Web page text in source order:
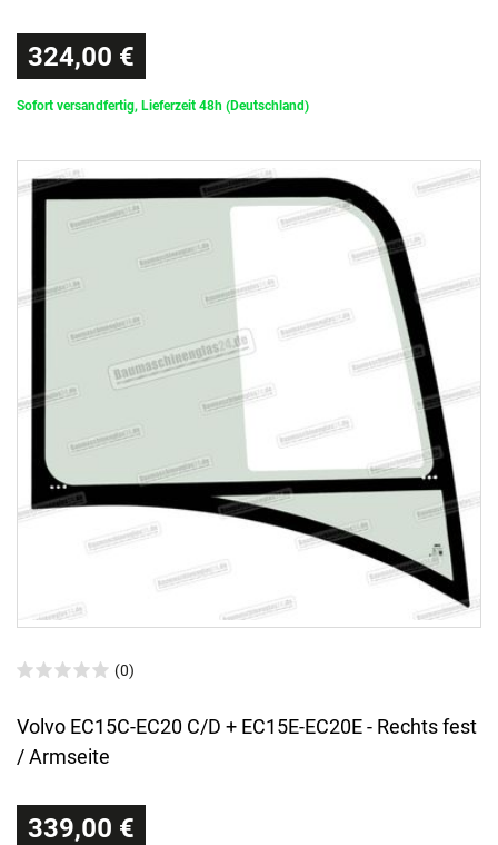
324,00 €
Sofort versandfertig, Lieferzeit 48h (Deutschland)
(0)
Volvo EC15C-EC20 C/D + EC15E-EC20E - Rechts fest
/ Armseite
339,00 €